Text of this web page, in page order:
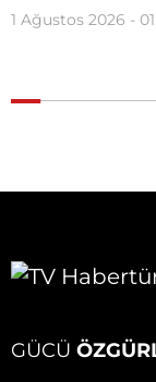
1 Ağustos 2026 -
GÜCÜ